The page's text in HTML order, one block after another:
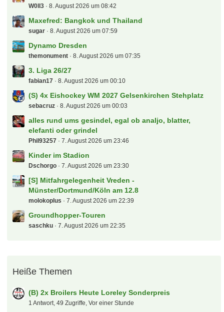
Dschorgo 8. August 2026 um 09:39
Oasis Tour
Cody Rhodes 8. August 2026 um 09:16
Die Toten Hosen on Tour
W0ll3 8. August 2026 um 08:42
Maxefred: Bangkok und Thailand
sugar 8. August 2026 um 07:59
Dynamo Dresden
themonument 8. August 2026 um 07:35
3. Liga 26/27
fabian17 8. August 2026 um 00:10
(S) 4x Eishockey WM 2027 Gelsenkirchen Stehplatz
sebacruz 8. August 2026 um 00:03
alles rund ums gesindel, egal ob analjo, blatter,
elefanti oder grindel
Phil93257 7. August 2026 um 23:46
Kinder im Stadion
Dschorgo 7. August 2026 um 23:30
[S] Mitfahrgelegenheit Vreden -
saschku 7. August 2026 um 22:35